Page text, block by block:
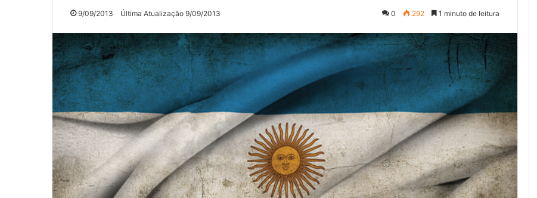
9/09/2013 Última Atualização 9/09/2013 0 292 1 minuto de leitura